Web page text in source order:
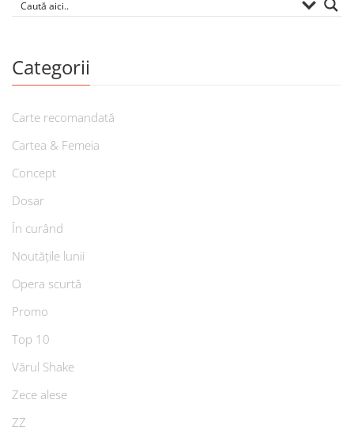
Categorii
Carte recomandată
Cartea & Femeia
Concept
Dosar
În curând
Noutățile lunii
Opera scurtă
Promo
Top 10
Vărul Shake
Zece alese
ZZ